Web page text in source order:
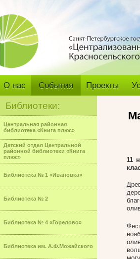
О нас События Проекты
Библиотеки:
Центральная районная
библиотека «Книга плюс»
Детский отдел Центральной
районной библиотеки «Книга
плюс»
Библиотека № 1 «Ивановка»
Библиотека № 2
Библиотека № 4 «Горелово»
Библиотека им. А.Ф.Можайского
11